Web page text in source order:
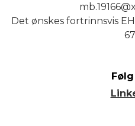
Det ønskes fortrinnsvis